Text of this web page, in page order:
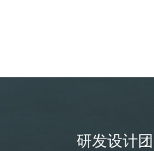
研发设计